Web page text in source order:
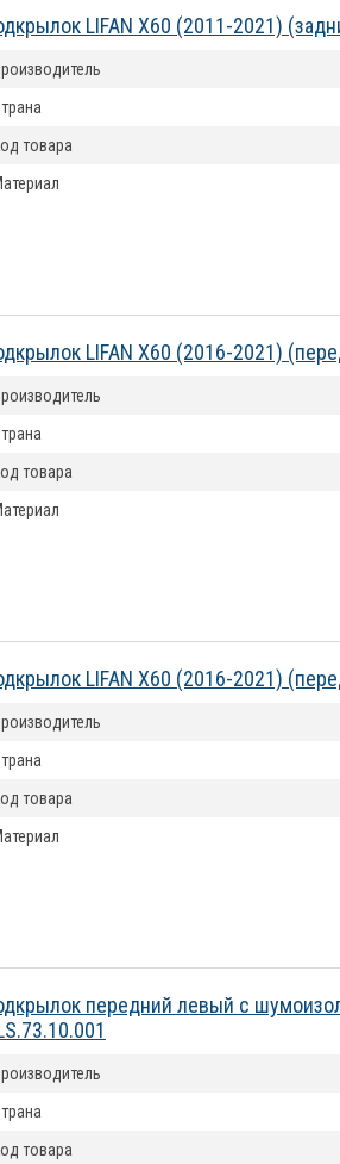
LIFAN X60 (2011-2021)
товара
LIFAN X60 (2016-2021)
товара
LIFAN X60 (2016-2021)
товара
передний левый с
товара